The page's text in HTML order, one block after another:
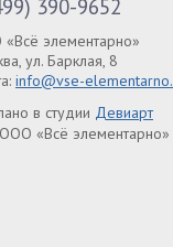
390-9652
элементарно»
ул. Барклая, 8
info@vse-
в студии Девиарт
«Всё элементарно»